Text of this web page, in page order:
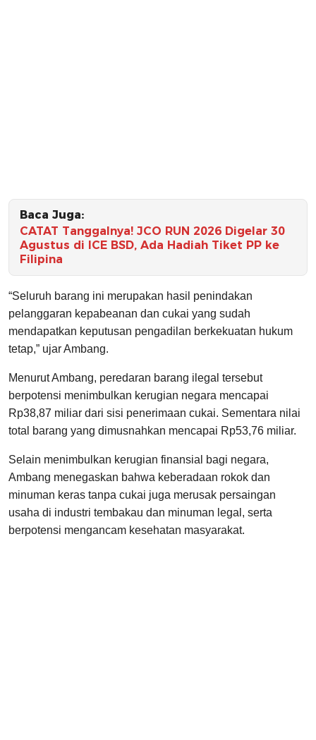
Baca Juga:
CATAT Tanggalnya! JCO RUN 2026 Digelar 30
Agustus di ICE BSD, Ada Hadiah Tiket PP ke
Filipina
“Seluruh barang ini merupakan hasil penindakan
pelanggaran kepabeanan dan cukai yang sudah
mendapatkan keputusan pengadilan berkekuatan hukum
tetap,” ujar Ambang.
Menurut Ambang, peredaran barang ilegal tersebut
berpotensi menimbulkan kerugian negara mencapai
Rp38,87 miliar dari sisi penerimaan cukai. Sementara nilai
total barang yang dimusnahkan mencapai Rp53,76 miliar.
Selain menimbulkan kerugian finansial bagi negara,
Ambang menegaskan bahwa keberadaan rokok dan
minuman keras tanpa cukai juga merusak persaingan
usaha di industri tembakau dan minuman legal, serta
berpotensi mengancam kesehatan masyarakat.